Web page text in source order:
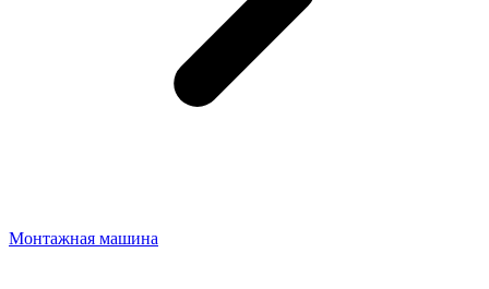
Монтажная машина